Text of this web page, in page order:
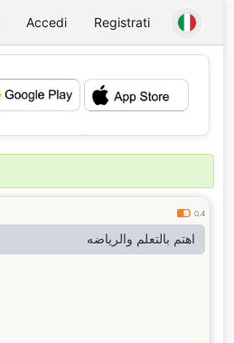
Accedi Registrati
0.4
اهتم بالتعلم والرياضه